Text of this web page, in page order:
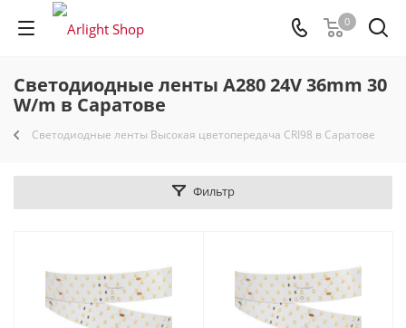
0
Светодиодные ленты A280 24V 36mm 30
W/m в Саратове
Светодиодные ленты Высокая цветопередача CRI98 в Саратове
Фильтр